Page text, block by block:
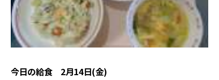
今日の給食 2月14日(金)